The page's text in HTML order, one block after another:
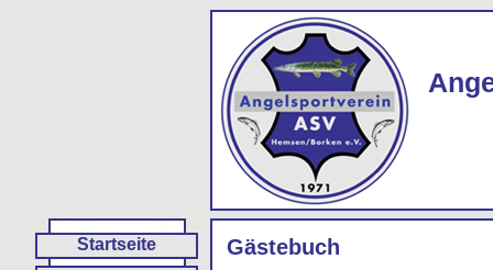
Startseite
Gästebuch